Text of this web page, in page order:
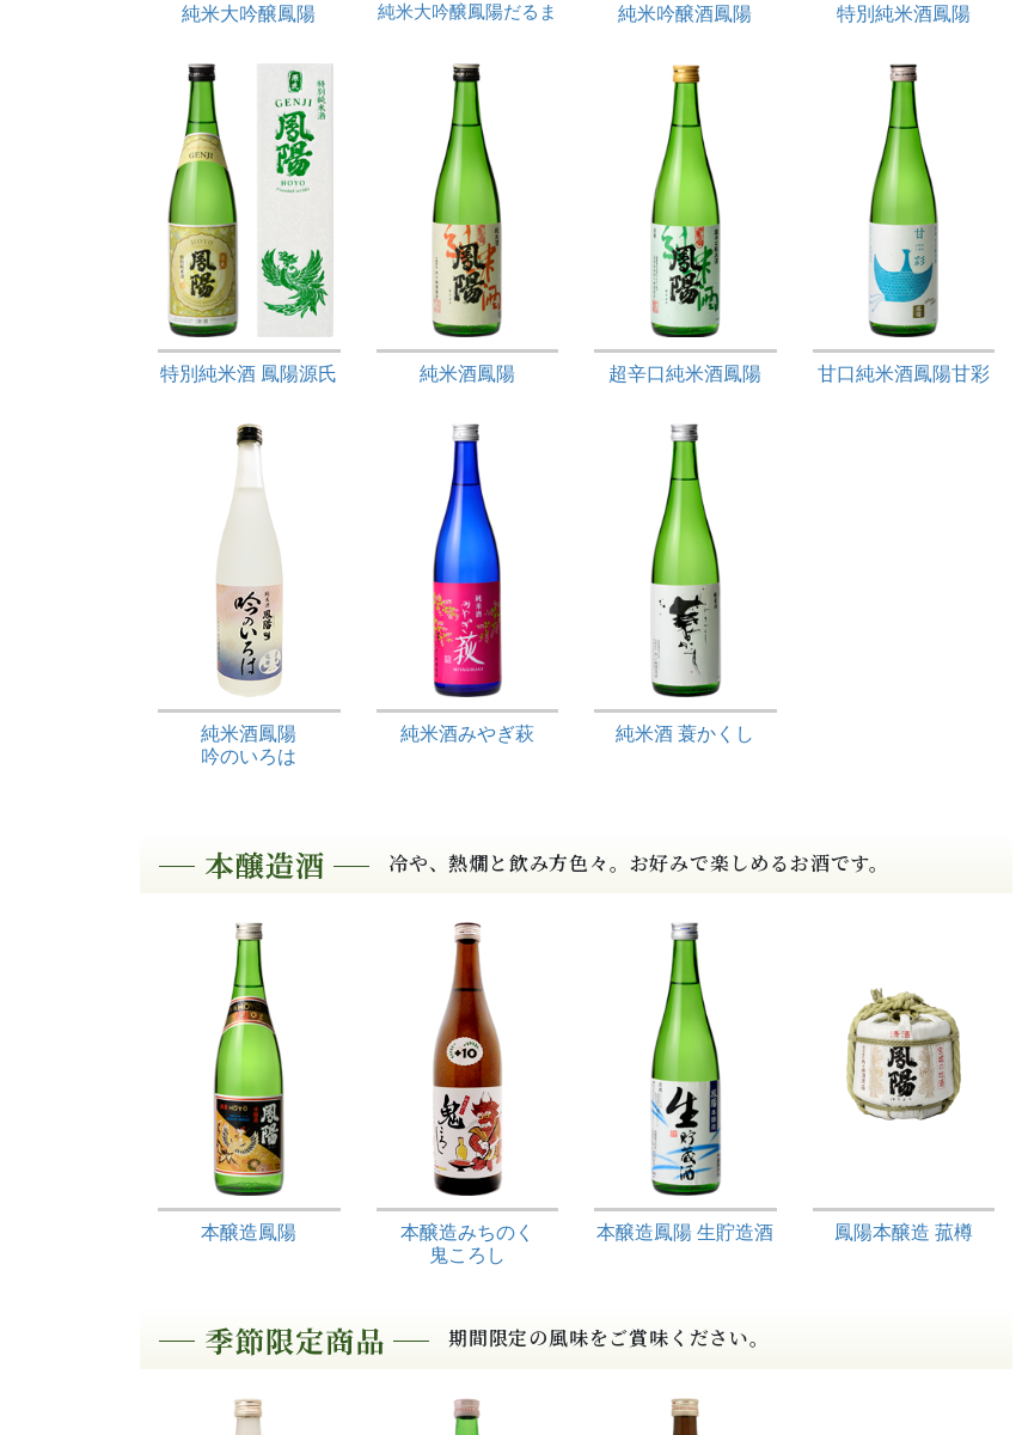
純米大吟醸鳳陽 純米大吟醸鳳陽だるま 純米吟醸酒鳳陽 特別純米酒鳳陽
特別純米酒 鳳陽源氏 純米酒鳳陽 超辛口純米酒鳳陽 甘口純米酒鳳陽甘彩
純米酒鳳陽
吟のいろは
純米酒みやぎ萩 純米酒 蓑かくし
冷や、熱燗と飲み方色々。 お好みで楽しめるお酒です。
本醸造鳳陽
本醸造みちのく
鬼ころし
本醸造鳳陽 生貯造酒 鳳陽本醸造 菰樽
期間限定の風味をご賞味ください。